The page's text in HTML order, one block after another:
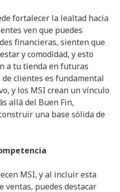
fortalecer la lealtad hacia
ven que puedes
financieras, sienten que
y comodidad, y esto
a tu tienda en futuras
clientes es fundamental
y los MSI crean un vínculo
allá del Buen Fin,
una base sólida de
MSI, y al incluir esta
ventas, puedes destacar